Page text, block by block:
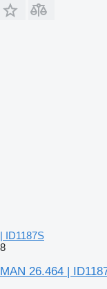
| ID1187S
8
MAN 26.464 |